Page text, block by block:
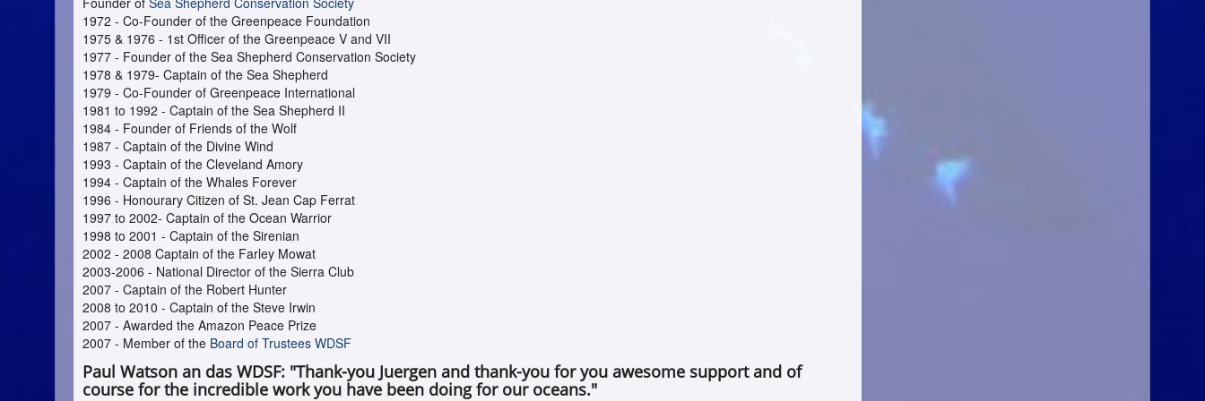
1972 - Co-Founder of the Greenpeace Foundation
1975 & 1976 - 1st Officer of the Greenpeace V and VII
1977 - Founder of the Sea Shepherd Conservation Society
1978 & 1979- Captain of the Sea Shepherd
1979 - Co-Founder of Greenpeace International
1981 to 1992 - Captain of the Sea Shepherd II
1984 - Founder of Friends of the Wolf
1987 - Captain of the Divine Wind
1993 - Captain of the Cleveland Amory
1994 - Captain of the Whales Forever
1996 - Honourary Citizen of St. Jean Cap Ferrat
1997 to 2002- Captain of the Ocean Warrior
1998 to 2001 - Captain of the Sirenian
2002 - 2008 Captain of the Farley Mowat
2003-2006 - National Director of the Sierra Club
2007 - Captain of the Robert Hunter
2008 to 2010 - Captain of the Steve Irwin
2007 - Awarded the Amazon Peace Prize
2007 - Member of the Board of Trustees WDSF
Paul Watson an das WDSF: "Thank-you Juergen and thank-you for you awesome support and of
course for the incredible work you have been doing for our oceans."